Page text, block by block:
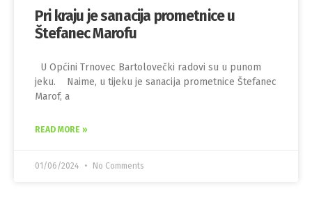
Pri kraju je sanacija prometnice u
Štefanec Marofu
U Općini Trnovec Bartolovečki radovi su u punom
jeku. Naime, u tijeku je sanacija prometnice Štefanec
Marof, a
READ MORE »
01/06/2024 No Comments